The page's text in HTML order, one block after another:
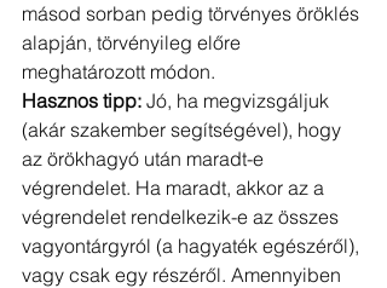
másod sorban pedig törvényes öröklés
alapján, törvényileg előre
meghatározott módon.
Hasznos tipp: Jó, ha megvizsgáljuk
(akár szakember segítségével), hogy
az örökhagyó után maradt-e
végrendelet. Ha maradt, akkor az a
végrendelet rendelkezik-e az összes
vagyontárgyról (a hagyaték egészéről),
vagy csak egy részéről. Amennyiben